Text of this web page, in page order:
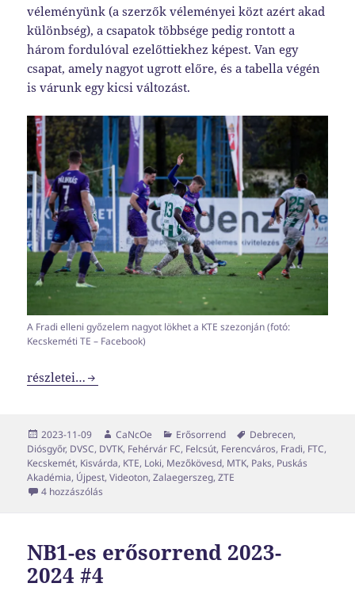
véleményünk (a szerzők véleményei közt azért akad
különbség), a csapatok többsége pedig rontott a
három fordulóval ezelőttiekhez képest. Van egy
csapat, amely nagyot ugrott előre, és a tabella végén
is várunk egy kicsi változást.
A Fradi elleni győzelem nagyot lökhet a KTE szezonján (fotó:
Kecskeméti TE – Facebook)
NB1-es erősorrend 2023-2024 #5
részletei…
Közzétéve
2023-11-09 Szerző
CaNcOe Kategória
Erősorrend Címke
Debrecen,
Diósgyőr, DVSC, DVTK, Fehérvár FC, Felcsút, Ferencváros, Fradi, FTC,
Kecskemét, Kisvárda, KTE, Loki, Mezőkövesd, MTK, Paks, Puskás
Akadémia, Újpest,Videoton,Zalaegerszeg,ZTE
4 hozzászólás
NB1-es erősorrend 2023-
2024 #4